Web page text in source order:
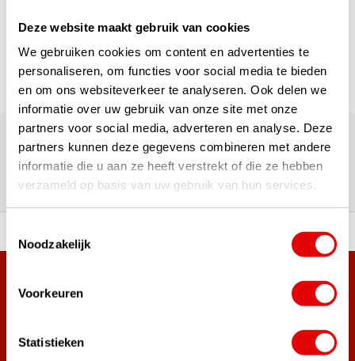
Deze website maakt gebruik van cookies
We gebruiken cookies om content en advertenties te
personaliseren, om functies voor social media te bieden
en om ons websiteverkeer te analyseren. Ook delen we
informatie over uw gebruik van onze site met onze
partners voor social media, adverteren en analyse. Deze
partners kunnen deze gegevens combineren met andere
informatie die u aan ze heeft verstrekt of die ze hebben
verzameld op basis van uw gebruik van hun services.
Noodzakelijk
Voorkeuren
Statistieken
Seite 1 von 1
Über 180.000 Kunden | Über 5.000 Bewertungen | Trusted
Shops, TrustPilot, Google
Bewertungen: Das sagen unsere
Kunden
Vor 15:00 Uhr bestellt,
Mehr als 38.000 Kunden haben sich bereits
Melde dich für den Newsletter an und verpasse nie wieder
die besten Golfangebote!